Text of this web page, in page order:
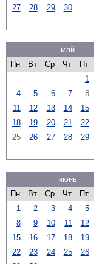
27
28 29 30
май
Пн
Вт Ср Чт Пт
1
4
5 6 7 8
11
12 13 14 15
18
19 20 21 22
25
26 27 28 29
июнь
Пн
Вт Ср Чт Пт
1
2 3 4 5
8
9 10 11 12
15
16 17 18 19
22
23 24 25 26